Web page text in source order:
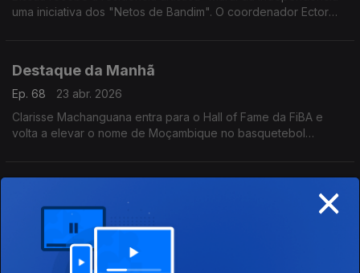
uma iniciativa dos "Netos de Bandim". O coordenador Ector
Destaque da Manhã
Ep. 68
23 abr. 2026
Clarisse Machanguana entra para o Hall of Fame da FiBA e
volta a elevar o nome de Moçambique no basquetebol
22 abr. 2026
Os países de língua oficial portuguesa estão entre os bons
exemplos de nações que têm locais designados pela UNESCO
que são "refúgios vitais para a biodiversidade", Tales
×